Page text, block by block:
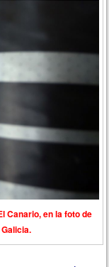
Canario, en la foto de